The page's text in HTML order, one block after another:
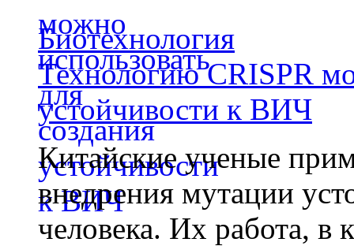
Биотехнология
Технологию CRISPR
устойчивости к ВИЧ
Китайские ученые
внедрения мутации
человека. Их работа, в